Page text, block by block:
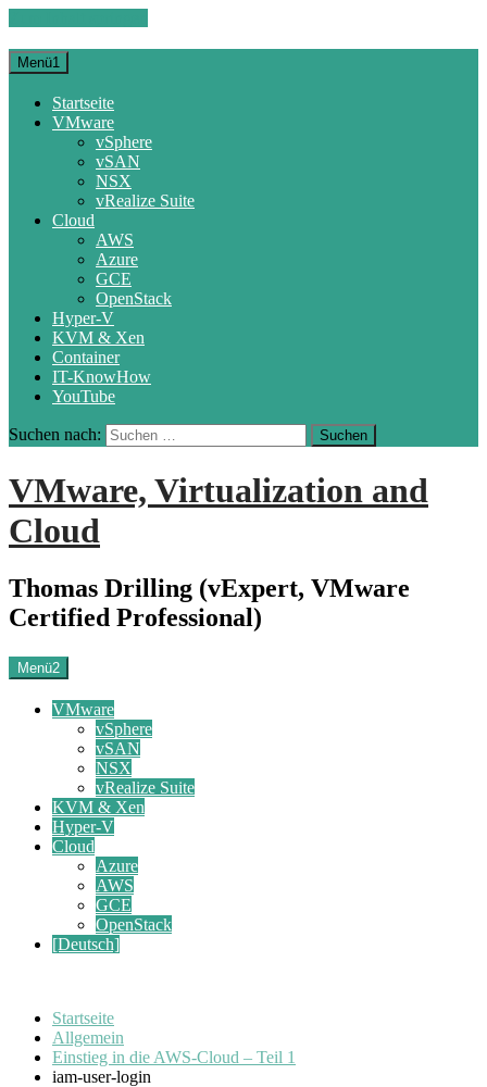
Menü1
Startseite
VMware
vSphere
vSAN
NSX
vRealize Suite
Cloud
AWS
Azure
GCE
OpenStack
Hyper-V
KVM & Xen
Container
IT-KnowHow
YouTube
Suchen nach:
VMware, Virtualization and
Cloud
Thomas Drilling (vExpert, VMware
Certified Professional)
Menü2
VMware
vSphere
vSAN
NSX
vRealize Suite
KVM & Xen
Hyper-V
Cloud
Azure
AWS
GCE
OpenStack
[Deutsch]
Startseite
Allgemein
Einstieg in die AWS-Cloud – Teil 1
iam-user-login